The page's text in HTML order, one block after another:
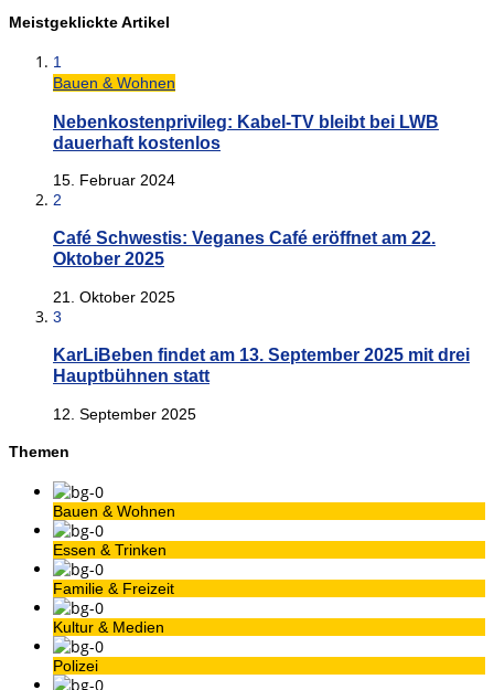
Meistgeklickte Artikel
1
Bauen & Wohnen
Nebenkostenprivileg: Kabel-TV bleibt bei LWB
dauerhaft kostenlos
15. Februar 2024
2
Café Schwestis: Veganes Café eröffnet am 22.
Oktober 2025
21. Oktober 2025
3
KarLiBeben findet am 13. September 2025 mit drei
Hauptbühnen statt
12. September 2025
Themen
Bauen & Wohnen
Essen & Trinken
Familie & Freizeit
Kultur & Medien
Polizei